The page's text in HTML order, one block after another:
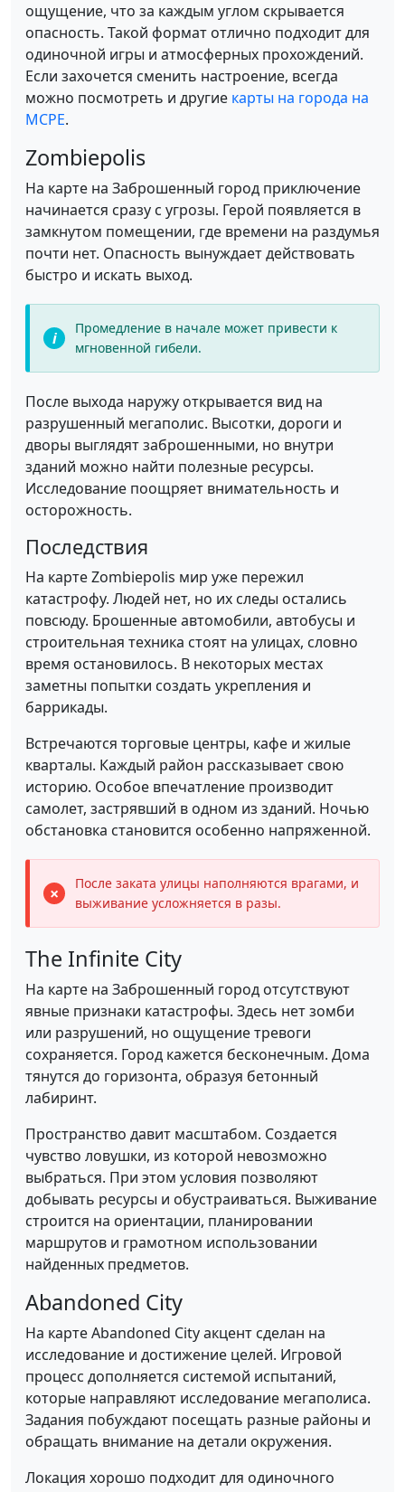
ощущение, что за каждым углом скрывается
опасность. Такой формат отлично подходит для
одиночной игры и атмосферных прохождений.
Если захочется сменить настроение, всегда
можно посмотреть и другие карты на города на
MCPE.
Zombiepolis
На карте на Заброшенный город приключение
начинается сразу с угрозы. Герой появляется в
замкнутом помещении, где времени на раздумья
почти нет. Опасность вынуждает действовать
быстро и искать выход.
Промедление в начале может привести к
мгновенной гибели.
После выхода наружу открывается вид на
разрушенный мегаполис. Высотки, дороги и
дворы выглядят заброшенными, но внутри
зданий можно найти полезные ресурсы.
Исследование поощряет внимательность и
осторожность.
Последствия
На карте Zombiepolis мир уже пережил
катастрофу. Людей нет, но их следы остались
повсюду. Брошенные автомобили, автобусы и
строительная техника стоят на улицах, словно
время остановилось. В некоторых местах
заметны попытки создать укрепления и
баррикады.
Встречаются торговые центры, кафе и жилые
кварталы. Каждый район рассказывает свою
историю. Особое впечатление производит
самолет, застрявший в одном из зданий. Ночью
обстановка становится особенно напряженной.
После заката улицы наполняются врагами, и
выживание усложняется в разы.
The Infinite City
На карте на Заброшенный город отсутствуют
явные признаки катастрофы. Здесь нет зомби
или разрушений, но ощущение тревоги
сохраняется. Город кажется бесконечным. Дома
тянутся до горизонта, образуя бетонный
лабиринт.
Пространство давит масштабом. Создается
чувство ловушки, из которой невозможно
выбраться. При этом условия позволяют
добывать ресурсы и обустраиваться. Выживание
строится на ориентации, планировании
маршрутов и грамотном использовании
найденных предметов.
Abandoned City
На карте Abandoned City акцент сделан на
исследование и достижение целей. Игровой
процесс дополняется системой испытаний,
которые направляют исследование мегаполиса.
Задания побуждают посещать разные районы и
обращать внимание на детали окружения.
Локация хорошо подходит для одиночного